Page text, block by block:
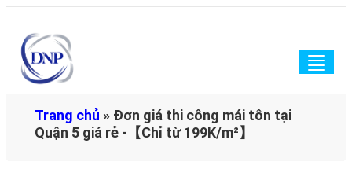
Trang chủ » Đơn giá thi công mái tôn tại
Quận 5 giá rẻ -【Chỉ từ 199K/m²】